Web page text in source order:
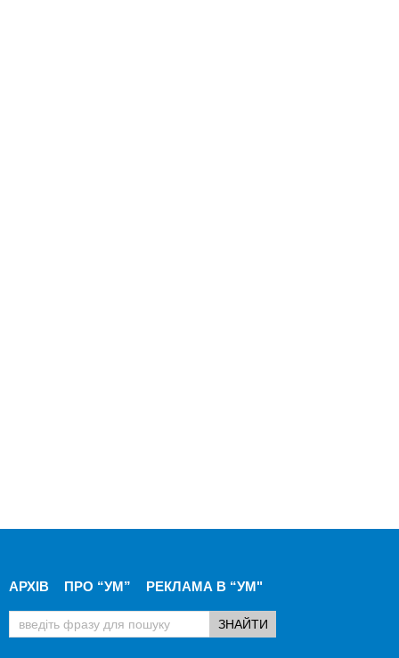
АРХІВ ПРО “УМ” РЕКЛАМА В “УМ"